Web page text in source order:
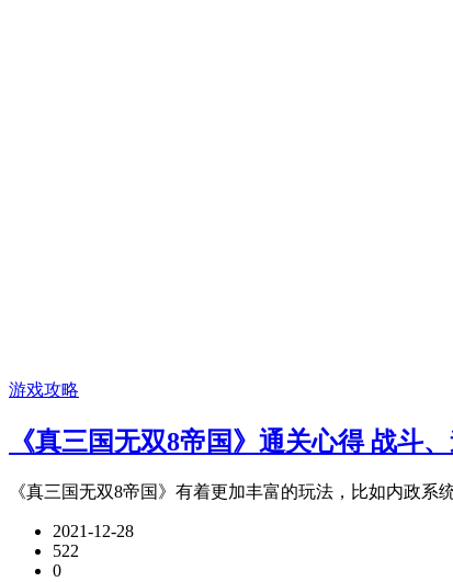
游戏攻略
《真三国无双8帝国》通关心得 战斗
《真三国无双8帝国》有着更加丰富的玩法，比如内政
2021-12-28
522
0